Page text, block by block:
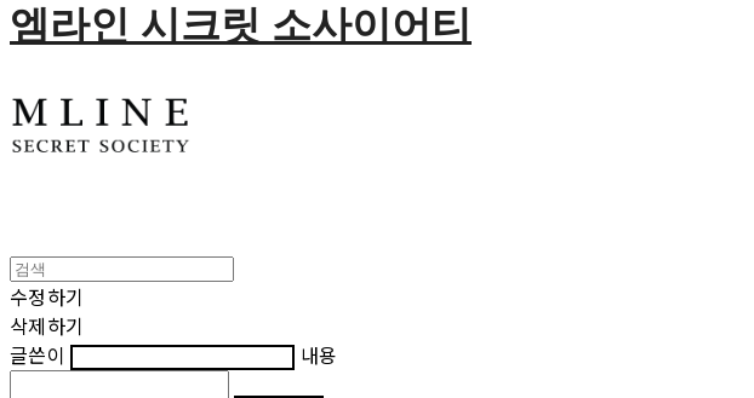
엠라인 시크릿 소사이어티
수정하기
삭제하기
글쓴이
내용